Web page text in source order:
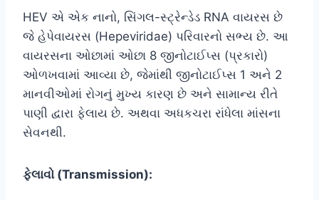
HEV એ એક નાનો, સિંગલ-સ્ટ્રેન્ડેડ RNA વાયરસ છે
જે હેપેવાયરસ (Hepeviridae) પરિવારનો સભ્ય છે. આ
વાયરસના ઓછામાં ઓછા 8 જીનોટાઈપ્સ (પ્રકારો)
ઓળખવામાં આવ્યા છે, જેમાંથી જીનોટાઈપ્સ 1 અને 2
માનવીઓમાં રોગનું મુખ્ય કારણ છે અને સામાન્ય રીતે
પાણી દ્વારા ફેલાય છે. અથવા અધકચરા રાંધેલા માંસના
સેવનથી.
ફેલાવો (Transmission):